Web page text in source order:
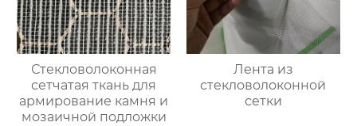
Стекловолоконная
сетчатая ткань для
армирование камня и
мозаичной подложки
Лента из
стекловолоконной
сетки